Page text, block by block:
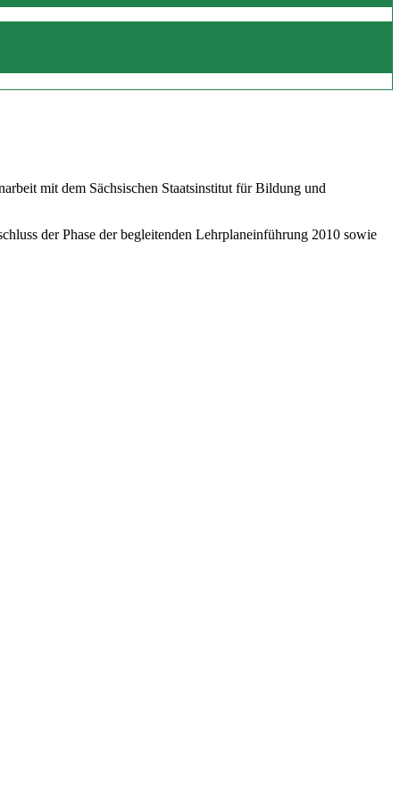
mit dem Sächsischen Staatsinstitut für Bildung und
der Phase der begleitenden Lehrplaneinführung 2010 sowie